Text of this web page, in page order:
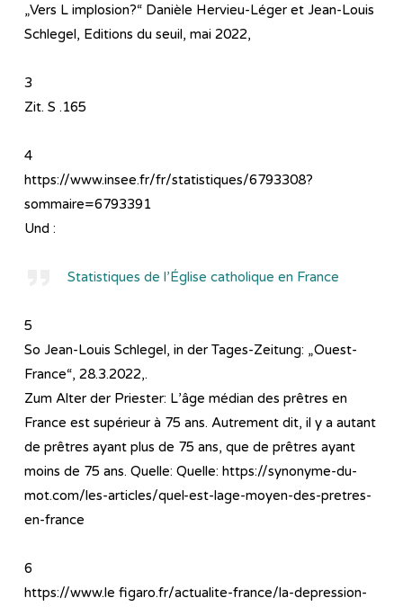
„Vers L implosion?“ Danièle Hervieu-Léger et Jean-Louis
Schlegel, Editions du seuil, mai 2022,
3
Zit. S .165
4
https://www.insee.fr/fr/statistiques/6793308?
sommaire=6793391
Und :
Statistiques de l’Église catholique en France
5
So Jean-Louis Schlegel, in der Tages-Zeitung: „Ouest-
France“, 28.3.2022,.
Zum Alter der Priester: L’âge médian des prêtres en
France est supérieur à 75 ans. Autrement dit, il y a autant
de prêtres ayant plus de 75 ans, que de prêtres ayant
moins de 75 ans. Quelle: Quelle: https://synonyme-du-
mot.com/les-articles/quel-est-lage-moyen-des-pretres-
en-france
6
https://www.le figaro.fr/actualite-france/la-depression-